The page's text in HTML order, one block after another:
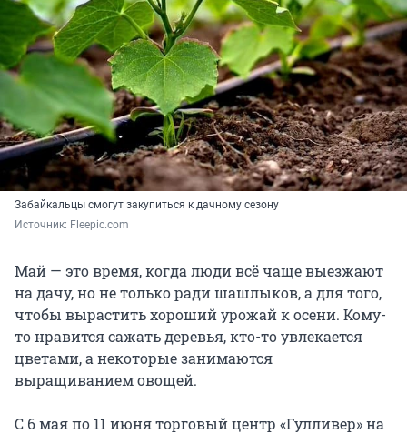
Забайкальцы смогут закупиться к дачному сезону
Источник: Fleepic.com
Май — это время, когда люди всё чаще выезжают
на дачу, но не только ради шашлыков, а для того,
чтобы вырастить хороший урожай к осени. Кому-
то нравится сажать деревья, кто-то увлекается
цветами, а некоторые занимаются
выращиванием овощей.
С 6 мая по 11 июня торговый центр «Гулливер» на